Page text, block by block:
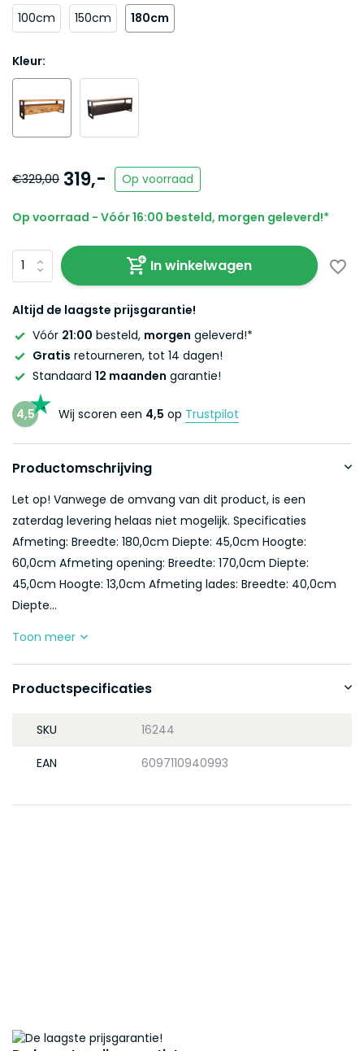
100cm
150cm 180cm
Kleur:
€329,00 319,- Op voorraad
Op voorraad - Vóór 16:00 besteld, morgen geleverd!*
In winkelwagen
Altijd de laagste prijsgarantie!
Vóór 21:00 besteld, morgen geleverd!*
Gratis retourneren, tot 14 dagen!
Standaard 12 maanden garantie!
4,5 Wij scoren een 4,5 op Trustpilot
Productomschrijving
Let op! Vanwege de omvang van dit product, is een
zaterdag levering helaas niet mogelijk. Specificaties
Afmeting: Breedte: 180,0cm Diepte: 45,0cm Hoogte:
60,0cm Afmeting opening: Breedte: 170,0cm Diepte:
45,0cm Hoogte: 13,0cm Afmeting lades: Breedte: 40,0cm
Diepte...
Toon meer
Productspecificaties
SKU 16244
EAN 6097110940993